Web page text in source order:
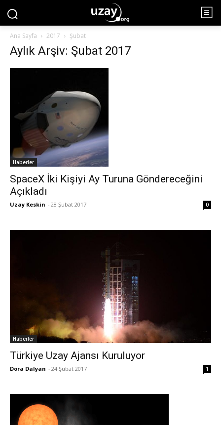
Ana Sayfa 2017 Şubat
Aylık Arşiv: Şubat 2017
Haberler
SpaceX İki Kişiyi Ay Turuna Göndereceğini
Açıkladı
Uzay Keskin - 28 Şubat 2017 0
Haberler
Türkiye Uzay Ajansı Kuruluyor
Dora Dalyan - 24 Şubat 2017 1